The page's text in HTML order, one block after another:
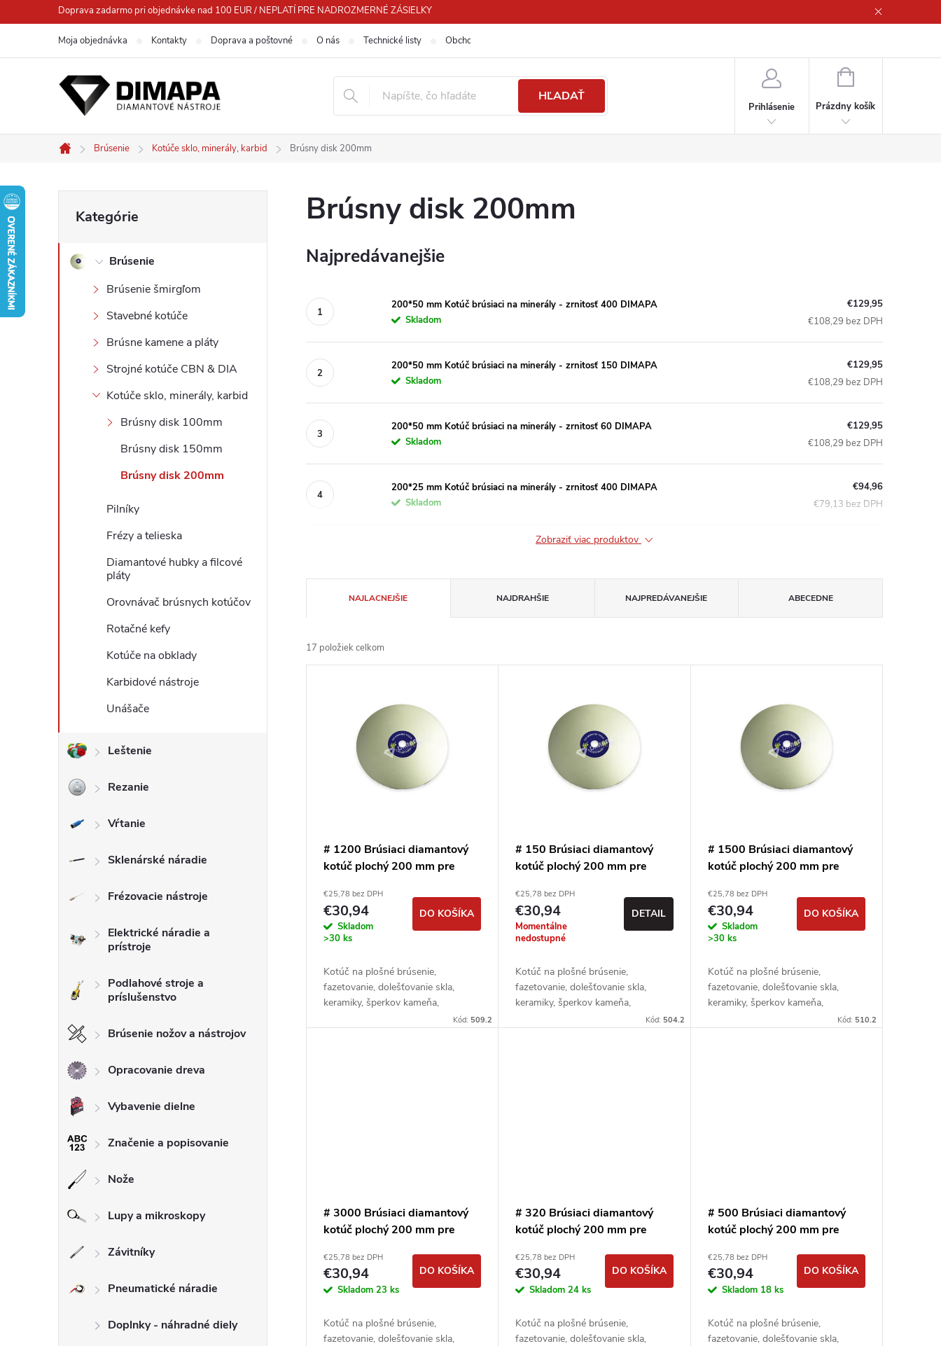
na
Doprava zadarmo pri objednávke nad 100 EUR / NEPLATÍ PRE NADROZMERNÉ ZÁSIELKY
Moja objednávka Kontakty Doprava a poštovné O nás Technické listy Obchodné podmienky
HĽADAŤ
Prihlásenie
NÁKUPNÝ
Prázdny košík
Domov
Brúsenie Kotúče sklo, minerály, karbid Brúsny disk 200mm
o
kategórie
Kategórie
Brúsenie
Brúsenie šmirgľom
Stavebné kotúče
Brúsne kamene a pláty
Strojné kotúče CBN & DIA
Kotúče sklo, minerály, karbid
Brúsny disk 100mm
Brúsny disk 150mm
Brúsny disk 200mm
Pilníky
Frézy a telieska
Diamantové hubky a filcové
pláty
Orovnávač brúsnych kotúčov
Rotačné kefy
Kotúče na obklady
Karbidové nástroje
Unášače
Leštenie
Rezanie
Vŕtanie
Sklenárské náradie
Frézovacie nástroje
Elektrické náradie a
prístroje
Podlahové stroje a
príslušenstvo
Brúsenie nožov a nástrojov
Opracovanie dreva
Vybavenie dielne
Značenie a popisovanie
Nože
Lupy a mikroskopy
Závitníky
Pneumatické náradie
Doplnky - náhradné diely
Brúsny disk 200mm
Najpredávanejšie
200*50 mm Kotúč brúsiaci na minerály - zrnitosť 400 DIMAPA
Skladom
€129,95
€108,29 bez DPH
200*50 mm Kotúč brúsiaci na minerály - zrnitosť 150 DIMAPA
Skladom
€129,95
€108,29 bez DPH
200*50 mm Kotúč brúsiaci na minerály - zrnitosť 60 DIMAPA
Skladom
€129,95
€108,29 bez DPH
200*25 mm Kotúč brúsiaci na minerály - zrnitosť 400 DIMAPA
Skladom
€94,96
€79,13 bez DPH
Zobraziť viac produktov
a
d
NAJLACNEJŠIE NAJDRAHŠIE NAJPREDÁVANEJŠIE ABECEDNE
17 položiek celkom
k
# 1200 Brúsiaci diamantový
kotúč plochý 200 mm pre
€25,78 bez DPH
€30,94
Skladom
>30 ks
DO KOŠÍKA
Kotúč na plošné brúsenie,
fazetovanie, dolešťovanie skla,
keramiky, šperkov kameňa,
Kód: 509.2
# 150 Brúsiaci diamantový
kotúč plochý 200 mm pre
€25,78 bez DPH
€30,94
Momentálne
nedostupné
DETAIL
Kotúč na plošné brúsenie,
fazetovanie, dolešťovanie skla,
keramiky, šperkov kameňa,
Kód: 504.2
# 1500 Brúsiaci diamantový
kotúč plochý 200 mm pre
€25,78 bez DPH
€30,94
Skladom
>30 ks
DO KOŠÍKA
Kotúč na plošné brúsenie,
fazetovanie, dolešťovanie skla,
keramiky, šperkov kameňa,
Kód: 510.2
# 3000 Brúsiaci diamantový
kotúč plochý 200 mm pre
€25,78 bez DPH
€30,94
Skladom 23 ks
DO KOŠÍKA
Kotúč na plošné brúsenie,
fazetovanie, dolešťovanie skla,
# 320 Brúsiaci diamantový
kotúč plochý 200 mm pre
€25,78 bez DPH
€30,94
Skladom24 ks
DO KOŠÍKA
Kotúč na plošné brúsenie,
fazetovanie, dolešťovanie skla,
# 500 Brúsiaci diamantový
kotúč plochý 200 mm pre
€25,78 bez DPH
€30,94
Skladom 18 ks
DO KOŠÍKA
Kotúč na plošné brúsenie,
fazetovanie, dolešťovanie skla,